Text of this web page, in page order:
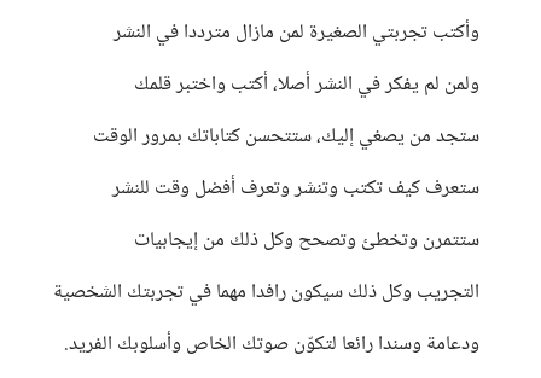
وأكتب تجربتي الصغيرة لمن مازال مترددا في النشر
ولمن لم يفكر في النشر أصلا، أكتب واختبر قلمك
ستجد من يصغي إليك، ستتحسن كتاباتك بمرور الوقت
ستعرف كيف تكتب وتنشر وتعرف أفضل وقت للنشر
ستتمرن وتخطئ وتصحح وكل ذلك من إيجابيات
التجريب وكل ذلك سيكون رافدا مهما في تجربتك الشخصية
ودعامة وسندا رائعا لتكوّن صوتك الخاص وأسلوبك الفريد.